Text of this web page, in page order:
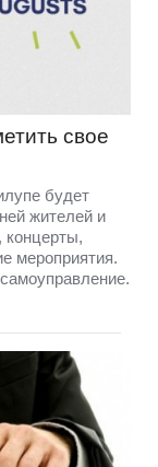
свое
будет
жителей и
концерты,
мероприятия.